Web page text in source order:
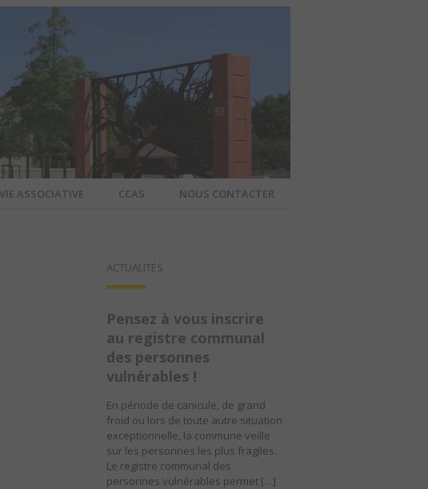
– SITE
VIE ASSOCIATIVE CCAS NOUS CONTACTER
ACTUALITÉS
Pensez à vous inscrire
au registre communal
des personnes
vulnérables !
En période de canicule, de grand
froid ou lors de toute autre situation
exceptionnelle, la commune veille
sur les personnes les plus fragiles.
Le registre communal des
personnes vulnérables permet […]